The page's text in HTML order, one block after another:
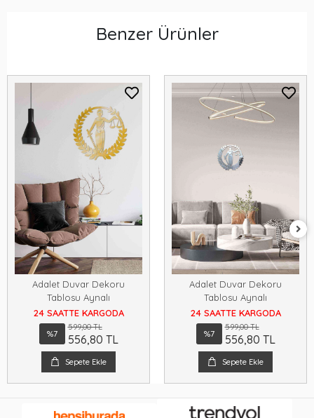
Benzer Ürünler
Adalet Duvar Dekoru
Tablosu Aynalı
24 SAATTE KARGODA
%7
599,00 TL
556,80 TL
Sepete Ekle
Adalet Duvar Dekoru
Tablosu Aynalı
24 SAATTE KARGODA
%7
599,00 TL
556,80 TL
Sepete Ekle